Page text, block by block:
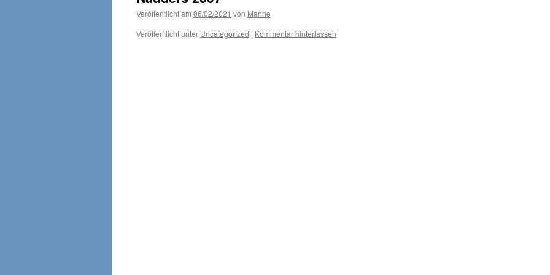
Veröffentlicht am 06/02/2021 von Manne
Veröffentlicht unter Uncategorized | Kommentar hinterlassen